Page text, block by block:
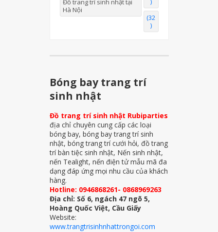
Đồ trang trí sinh nhật tại
Hà Nội
(32
)
Bóng bay trang trí
sinh nhật
Đồ trang trí sinh nhật Rubiparties
địa chỉ chuyên cung cấp các loại
bóng bay, bóng bay trang trí sinh
nhật, bóng trang trí cưới hỏi, đồ trang
trí bàn tiệc sinh nhật, Nến sinh nhật,
nến Tealight, nến điện tử mẫu mã đa
dạng đáp ứng mọi nhu cầu của khách
hàng.
Hotline: 0946868261- 0868969263
Địa chỉ: Số 6, ngách 47 ngõ 5,
Hoàng Quốc Việt, Cầu Giấy
Website:
www.trangtrisinhnhattrongoi.com